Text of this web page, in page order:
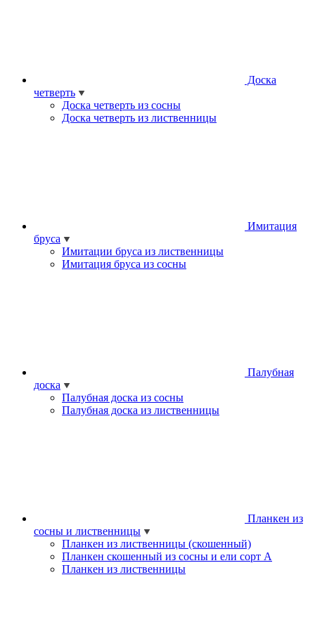
Доска
четверть
Доска четверть из сосны
Доска четверть из лиственницы
Имитация
бруса
Имитации бруса из лиственницы
Имитация бруса из сосны
Палубная
доска
Палубная доска из сосны
Палубная доска из лиственницы
Планкен из
сосны и лиственницы
Планкен из лиственницы (скошенный)
Планкен скошенный из сосны и ели cорт А
Планкен из лиственницы